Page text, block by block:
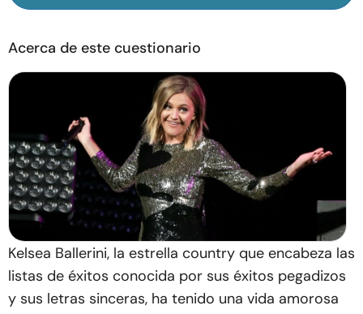
© Copyright 2026. Todos los derechos reservados.
Acerca de este cuestionario
Kelsea Ballerini, la estrella country que encabeza las
listas de éxitos conocida por sus éxitos pegadizos
y sus letras sinceras, ha tenido una vida amorosa